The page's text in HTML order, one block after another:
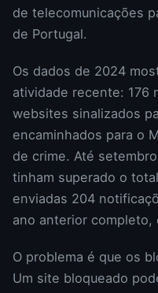
de telecomunicações
de Portugal.
Os dados de 2024
atividade recente: 176
websites sinalizados
encaminhados para o
de crime. Até
tinham superado o
enviadas 204
ano anterior
O problema é que os
Um site bloqueado